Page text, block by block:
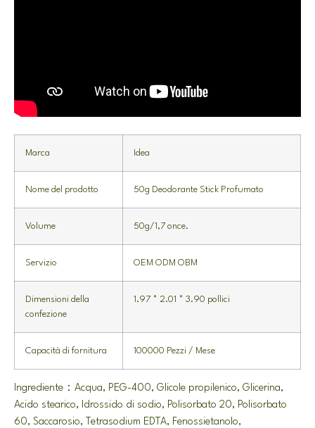
Marca Idea
Nome del prodotto 50g Deodorante Stick Profumato
Volume 50g/1,7 once.
Servizio OEM ODM OBM
Dimensioni della
confezione
1.97 * 2.01 * 3.90 pollici
Capacità di fornitura 100000 Pezzi / Mese
Ingrediente：Acqua, PEG-400, Glicole propilenico, Glicerina,
Acido stearico, Idrossido di sodio, Polisorbato 20, Polisorbato
60, Saccarosio, Tetrasodium EDTA, Fenossietanolo,